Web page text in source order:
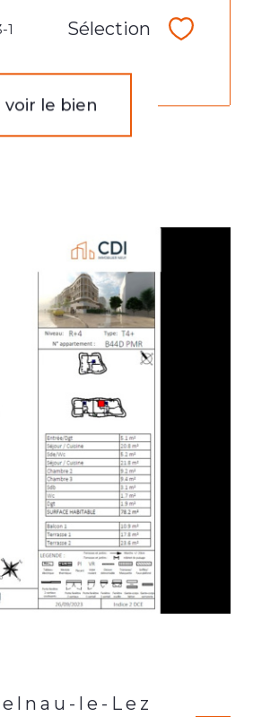
1 Sélection
voir le bien
le-Lez